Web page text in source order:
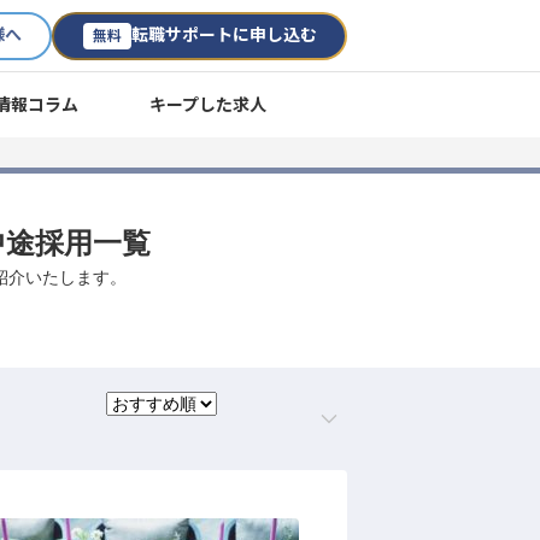
へ 無料 転職サポートに申し込む
報コラム キープした求人
採用一覧
いたします。